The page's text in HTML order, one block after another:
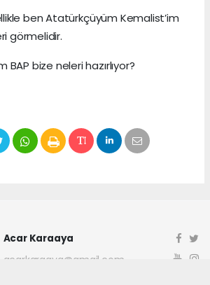
ben Atatürkçüyüm Kemalist’im
görmelidir.
BAP bize neleri hazırlıyor?
Acar Karaaya
acarkaraaya@gmail.com